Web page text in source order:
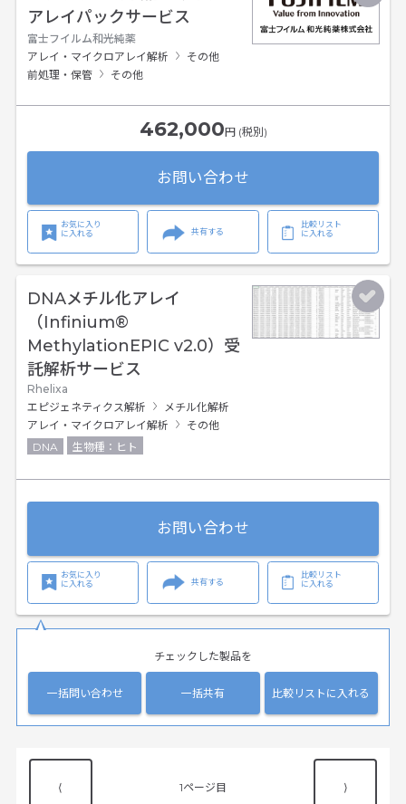
アレイパックサービス
富士フイルム和光純薬
アレイ・マイクロアレイ解析
その他
前処理・保管
その他
462,000円 (税別)
お問い合わせ
お気に入り
に入れる
共有する
比較リスト
に入れる
DNAメチル化アレイ
（Infinium®
MethylationEPIC v2.0）受
託解析サービス
Rhelixa
エピジェネティクス解析
メチル化解析
アレイ・マイクロアレイ解析
その他
DNA
生物種：ヒト
お問い合わせ
お気に入り
に入れる
共有する
比較リスト
に入れる
チェックした製品を
一括問い合わせ 一括共有 比較リストに入れる
⟨ 1 ⟩